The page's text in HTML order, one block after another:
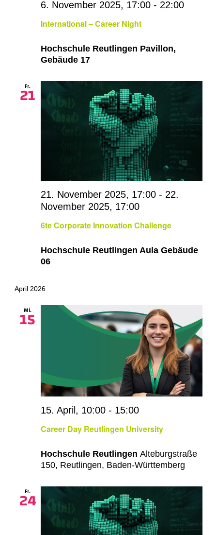
International – Career Night
6. November 2025, 17:00 - 22:00
Hochschule Reutlingen Pavillon,
Gebäude 17
Fr.
21
6te Corporate Innovation Challenge
21. November 2025, 17:00 - 22.
November 2025, 17:00
Hochschule Reutlingen Aula Gebäude
06
April 2026
Mi.
15
Career Day Reutlingen University
15. April, 10:00 - 15:00
Hochschule Reutlingen Alteburgstraße
150, Reutlingen, Baden-Württemberg
Fr.
24